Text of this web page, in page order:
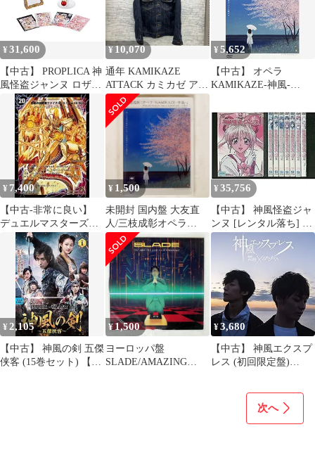
¥31,600
【中古】 PROPLICA 神
風怪盗ジャンヌ ロザリ
オセット 本体全長約
180mm・絵画風ミラー
全高約180mm ABS製 塗
装済み完成品フィギュ
¥10,070
通年 KAMIKAZE
ATTACK カミカゼ アタ
ック Gジャン デニム ジ
ャケット L ネイビー
¥5,652
【中古】 オペラ
KAMIKAZE-神風-
¥ 7,400
【中古-非常に良い】
デュエルマスターズ
【サイキック火】 時空
の神風ストーム・カイ
ザーXX / 奇跡の覚醒者
ファイナル・ストーム
XXNEX 【スーパーレ
ア】 黒枠DM38絵
¥ 1,500
未開封 国内盤 大友直
人/三枝成彰オペラ
KAMIKAZE-神風-全3幕
4場/SONY SIBL10 DVD
□
¥ 35,756
【中古】 神風怪盗ジャ
ンヌ [レンタル落ち] 全
8巻セット [DVDセット
¥2,105
【中古】 神風の剣 五傑
侠客 (15巻セット) 【字
¥ 1,500
ヨーロッパ盤
SLADE/AMAZING
¥3,680
【中古】 神風エクスプ
レス (初回限定盤)
次へ